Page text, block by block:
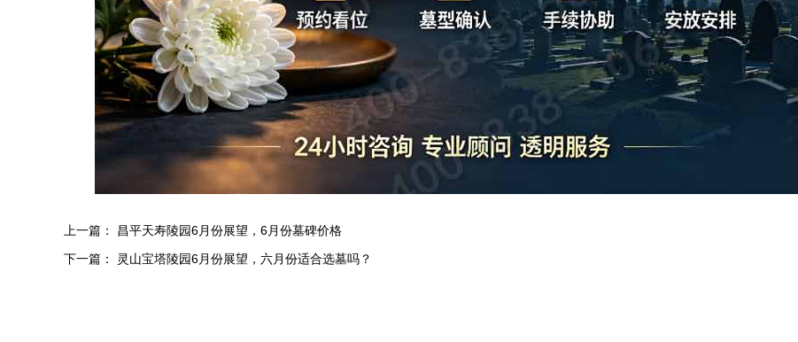
上一篇： 昌平天寿陵园6月份展望，6月份墓碑价格
下一篇：
灵山宝塔陵园6月份展望，六月份适合选墓吗？